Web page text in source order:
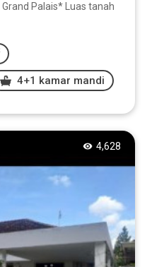
Palais* Luas tanah
4+1 kamar mandi
4,628